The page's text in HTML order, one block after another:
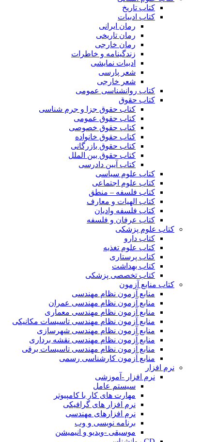
کتاب تاریخ
کتاب ادبیات
رمان ایرانی
رمان تاریخی
رمان خارجی
زندگینامه و خاطرات
ادبیات نمایشی
شعر پارسی
شعر خارجی
کتاب روانشناسی عمومی
کتاب حقوق
کتاب حقوق جزا و جرم شناسی
کتاب حقوق عمومی
کتاب حقوق خصوصی
کتاب حقوق خانواده
کتاب حقوق بازرگانی
کتاب حقوق بین الملل
کتاب آیین دادرسی
کتاب علوم سیاسی
کتاب علوم اجتماعی
کتاب فلسفه – منطق
کتاب الهیات و معارف
کتاب فلسفه وادیان
کتاب عرفان و فلسفه
کتاب علوم پزشکی
کتاب دارو
کتاب علوم تغذیه
کتاب پرستاری
کتاب بهداشت
کتاب تخصصی پزشکی
کتاب منابع آزمون
منابع آزمون نظام مهندسی
منابع آزمون نظام مهندسی عمران
منابع آزمون نظام مهندسی معماری
منابع آزمون نظام مهندسی تاسیسات مکانیکی
منابع آزمون نظام مهندسی شهرسازی
منابع آزمون نظام مهندسی نقشه برداری
منابع آزمون نظام مهندسی تاسیسات برقی
منابع آزمون کارشناسی رسمی
نرم افزار
نرم افزار -آموزشی
سیستم عامل
مهارت های کار با کامپیوتر
نرم افزار های گرافیکی
نرم افزارهای مهندسی
برنامه نویسی و وب
موسیقی -ویدیو و انیمیشن